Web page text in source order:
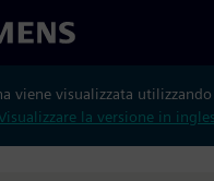
viene visualizzata
la versione in